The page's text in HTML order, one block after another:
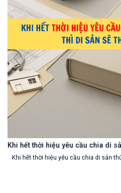
sẽ thuộc ...
Người để lại di
Người để lại di